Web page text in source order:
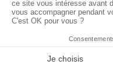
Pharmacie